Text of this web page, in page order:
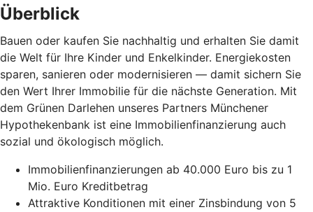
Überblick
Bauen oder kaufen Sie nachhaltig und erhalten Sie damit
die Welt für Ihre Kinder und Enkelkinder. Energiekosten
sparen, sanieren oder modernisieren — damit sichern Sie
den Wert Ihrer Immobilie für die nächste Generation. Mit
dem Grünen Darlehen unseres Partners Münchener
Hypothekenbank ist eine Immobilienfinanzierung auch
sozial und ökologisch möglich.
Immobilienfinanzierungen ab 40.000 Euro bis zu 1
Mio. Euro Kreditbetrag
Attraktive Konditionen mit einer Zinsbindung von 5